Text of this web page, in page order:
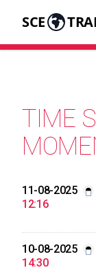
SCE
TIME
11-08-2025
12:16
10-08-2025
14:30